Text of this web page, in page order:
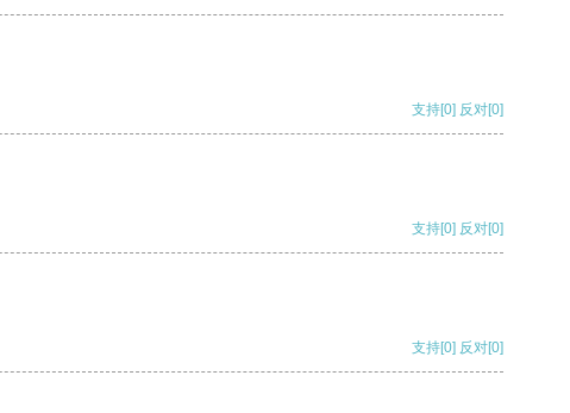
支持[0] 反对[0]
支持[0] 反对[0]
支持[0] 反对[0]